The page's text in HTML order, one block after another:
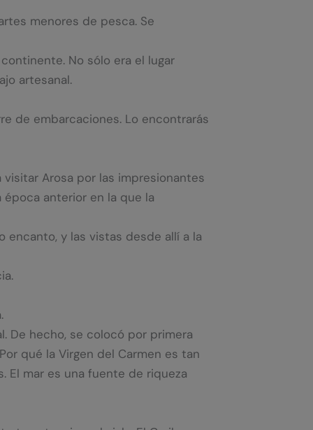
menores de pesca. Se
No sólo era el lugar
artesanal.
de embarcaciones. Lo encontrarás
Arosa por las impresionantes
anterior en la que la
y las vistas desde allí a la
De hecho, se colocó por primera
qué la Virgen del Carmen es tan
El mar es una fuente de riqueza